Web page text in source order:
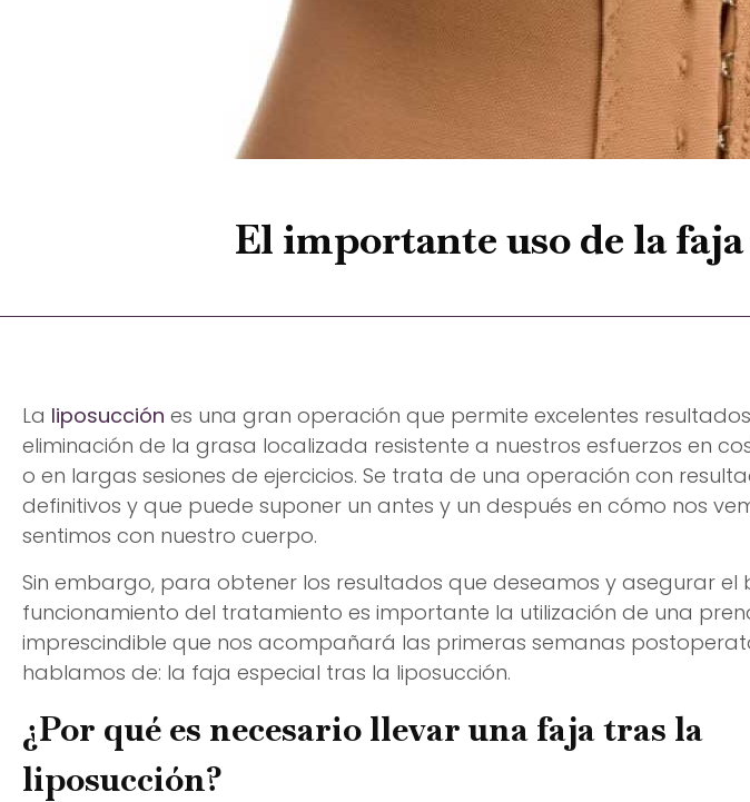
El importante uso de la
La liposucción es una gran operación que permite excelentes
eliminación de la grasa localizada resistente a nuestros esfuerzos en
o en largas sesiones de ejercicios. Se trata de una operación con
definitivos y que puede suponer un antes y un después en cómo nos
sentimos con nuestro cuerpo.
Sin embargo, para obtener los resultados que deseamos y asegurar el
funcionamiento del tratamiento es importante la utilización de una
imprescindible que nos acompañará las primeras semanas
hablamos de: la faja especial tras la liposucción.
¿Por qué es necesario llevar una faja tras la
liposucción?